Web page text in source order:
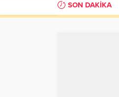
SON DAKİKA